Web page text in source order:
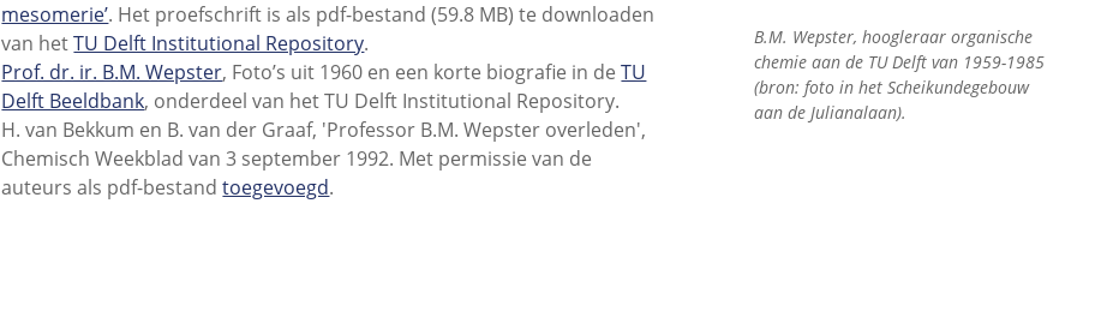
mesomerie’. Het proefschrift is als pdf-bestand (59.8 MB) te downloaden
van hetTU Delft Institutional Repository.
Prof. dr. ir. B.M. Wepster, Foto’s uit 1960 en een korte biografie in deTU
Delft Beeldbank, onderdeel van het TU Delft Institutional Repository.
H. van Bekkum en B. van der Graaf, 'Professor B.M. Wepster overleden',
Chemisch Weekblad van 3 september 1992. Met permissie van de
auteurs als pdf-bestandtoegevoegd.
B.M. Wepster, hoogleraar organische
chemie aan de TU Delft van 1959-1985
(bron: foto in het Scheikundegebouw
aan de Julianalaan).